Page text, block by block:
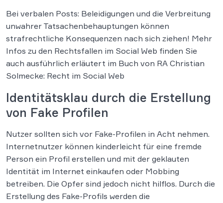
Bei verbalen Posts: Beleidigungen und die Verbreitung
unwahrer Tatsachenbehauptungen können
strafrechtliche Konsequenzen nach sich ziehen! Mehr
Infos zu den Rechtsfallen im Social Web finden Sie
auch ausführlich erläutert im Buch von RA Christian
Solmecke: Recht im Social Web
Identitätsklau durch die Erstellung
von Fake Profilen
Nutzer sollten sich vor Fake-Profilen in Acht nehmen.
Internetnutzer können kinderleicht für eine fremde
Person ein Profil erstellen und mit der geklauten
Identität im Internet einkaufen oder Mobbing
betreiben. Die Opfer sind jedoch nicht hilflos. Durch die
Erstellung des Fake-Profils werden die